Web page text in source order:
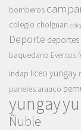
bomberos
colegio cholguan
Deporte deportes
baquedano Eventos
indap liceo yungay
paneles arauco
yungay
Ñuble